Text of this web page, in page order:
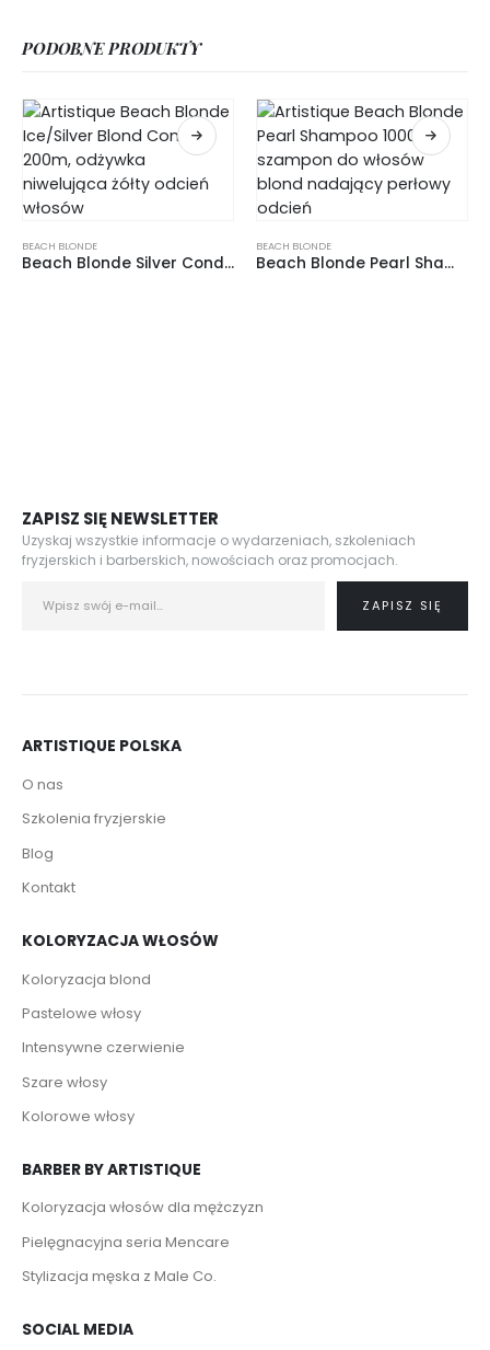
PODOBNE PRODUKTY
BEACH BLONDE
Beach Blonde Silver Conditioner 200ml, odżywka niwelująca żółty odcień włosów
BEACH BLONDE
Beach Blonde Pearl Shampoo 1000ml, odżywka do włosów blond nadająca perłowy odcień
ZAPISZ SIĘ NEWSLETTER
Uzyskaj wszystkie informacje o wydarzeniach, szkoleniach
fryzjerskich i barberskich, nowościach oraz promocjach.
ARTISTIQUE POLSKA
O nas
Szkolenia fryzjerskie
Blog
Kontakt
KOLORYZACJA WŁOSÓW
Koloryzacja blond
Pastelowe włosy
Intensywne czerwienie
Szare włosy
Kolorowe włosy
BARBER BY ARTISTIQUE
Koloryzacja włosów dla mężczyzn
Pielęgnacyjna seria Mencare
Stylizacja męska z Male Co.
SOCIAL MEDIA